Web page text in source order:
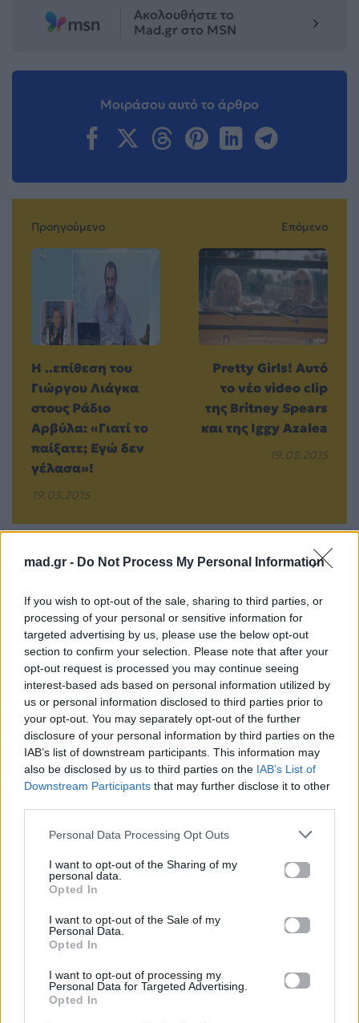
mad.gr - Do Not Process My Personal Information
If you wish to opt-out of the sale, sharing to third parties, or
processing of your personal or sensitive information for
targeted advertising by us, please use the below opt-out
section to confirm your selection. Please note that after your
opt-out request is processed you may continue seeing
interest-based ads based on personal information utilized by
us or personal information disclosed to third parties prior to
your opt-out. You may separately opt-out of the further
disclosure of your personal information by third parties on the
IAB’s list of downstream participants. This information may
also be disclosed by us to third parties on the IAB’s List of
Downstream Participants that may further disclose it to other
Personal Data Processing Opt Outs
I want to opt-out of the Sharing of my
personal data.
Opted In
I want to opt-out of the Sale of my
Personal Data.
Opted In
I want to opt-out of processing my
Personal Data for Targeted Advertising.
Opted In
Ακολουθήστε το
Mad.gr στο MSN
Μοιράσου αυτό το άρθρο
Προηγούμενο
Η ..επίθεση του
Γιώργου Λιάγκα
στους Ράδιο
Αρβύλα: «Γιατί το
παίξατε; Εγώ δεν
γέλασα»!
19.05.2015
Επόμενο
Pretty Girls! Αυτό
το νέο video clip
της Britney Spears
και της Iggy Azalea
19.05.2015
Ελλήνων
Καλλιτεχνών
με πληροφορίες για
δισκογραφία, πορεία
και σημαντικές στιγμές
τους στην ελληνική
μουσική σκηνή
Δες επίσης
Life
με επιφυλάξεις – Ποιες
παραλίες έχουν
χαρακτηριστεί
Life
«Will you marry me?»
που έχουμε δει ποτέ –